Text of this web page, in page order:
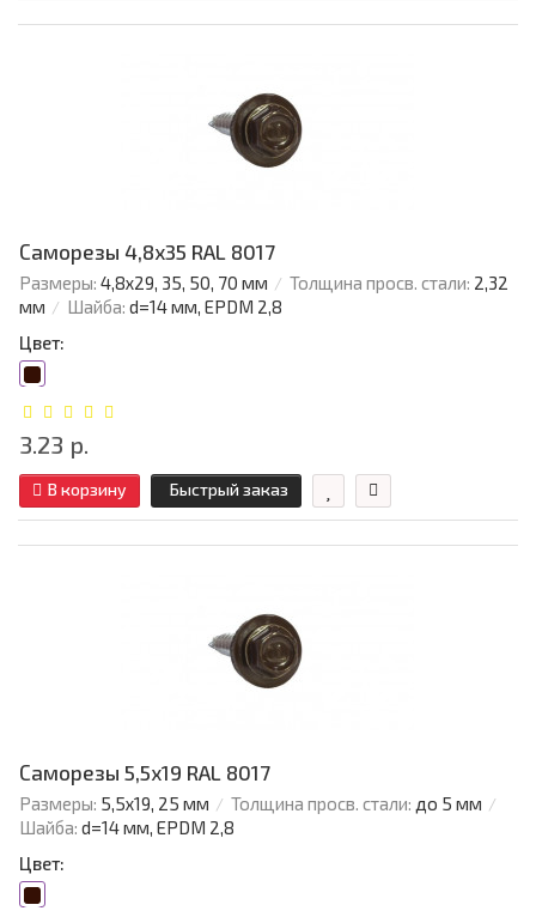
Саморезы 4,8х35 RAL 8017
Размеры: 4,8х29, 35, 50, 70 мм Толщина просв. стали: 2,32
мм
Шайба: d=14 мм, EPDM 2,8
Цвет:
3.23 р.
В корзину Быстрый заказ
Саморезы 5,5х19 RAL 8017
Размеры: 5,5х19, 25 мм Толщина просв. стали: до 5 мм
Шайба: d=14 мм, EPDM 2,8
Цвет: